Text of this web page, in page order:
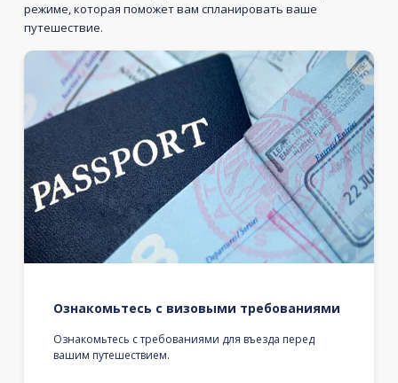
режиме, которая поможет вам спланировать ваше
путешествие.
Ознакомьтесь с визовыми требованиями
Ознакомьтесь с требованиями для въезда перед
вашим путешествием.